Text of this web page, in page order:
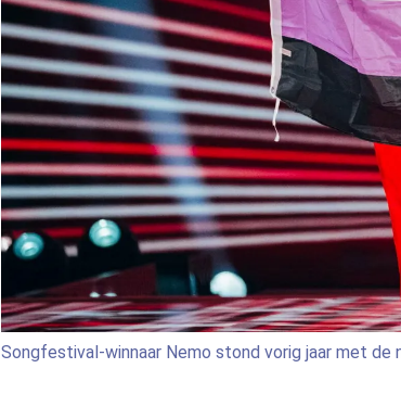
Songfestival-winnaar Nemo stond vorig jaar met de